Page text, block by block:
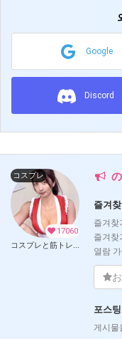
Google
Discord
17060
コスプレ
コスプレと筋トレ (のら)
즐겨
즐겨찾
즐겨찾
열람
포스
게시물